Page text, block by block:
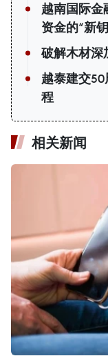
越南国际金
资金的“新
破解木材深
越泰建交
程
相关新闻